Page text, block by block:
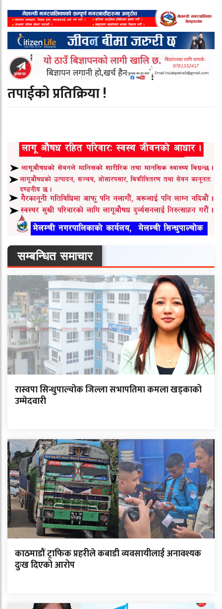
तपाईको प्रतिक्रिया !
सम्बन्धित समाचार
रास्वपा सिन्धुपाल्चोक जिल्ला सभापतिमा कमला खड्काको
उम्मेदवारी
काठमाडौं ट्राफिक प्रहरीले कबाडी व्यवसायीलाई अनावश्यक
दुःख दिएको आरोप